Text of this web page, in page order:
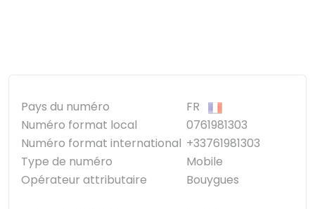
Pays du numéro
FR
Numéro format local
0761981303
Numéro format international +33761981303
Type de numéro
Mobile
Opérateur attributaire
Bouygues